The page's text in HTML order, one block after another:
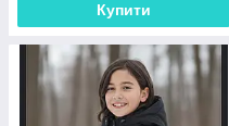
Купити